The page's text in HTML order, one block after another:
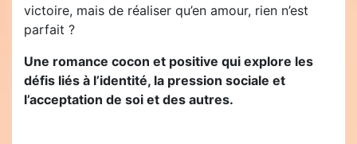
victoire, mais de réaliser qu’en amour, rien n’est
parfait ?
Une romance cocon et positive qui explore les
défis liés à l’identité, la pression sociale et
l’acceptation de soi et des autres.